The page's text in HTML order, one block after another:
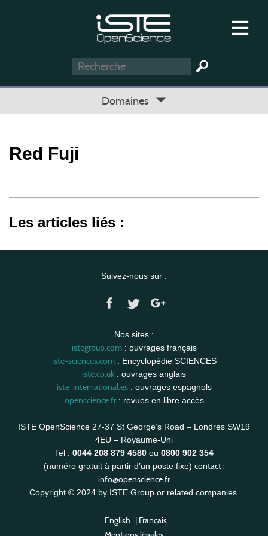
Domaines
Red Fuji
Les articles liés :
Suivez-nous sur :
Nos sites :
istegroup.com: ouvrages français
iste-sciences.com: Encyclopédie SCIENCES
iste.co.uk : ouvrages anglais
iste-international.es: ouvrages espagnols
openscience.fr: revues en libre accès
ISTE OpenScience 27-37 St George’s Road – Londres SW19
4EU – Royaume-Uni
Tel : 0044 208 879 4580 ou 0800 902 354
(numéro gratuit à partir d’un poste fixe) contact :
info@openscience.fr
Copyright © 2024 by ISTE Group or related companies.
English | Français